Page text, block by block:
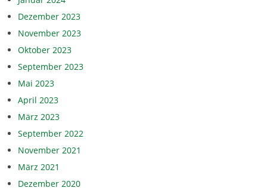
Dezember 2023
November 2023
Oktober 2023
September 2023
Mai 2023
April 2023
März 2023
September 2022
November 2021
März 2021
Dezember 2020